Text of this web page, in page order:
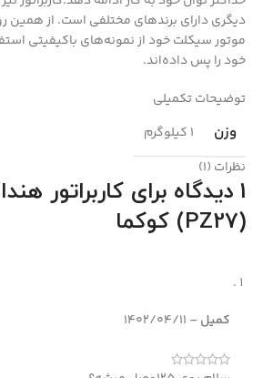
دیگری دارای برندهای مختلفی است. از همین
موتور سیکلت خود از نمونه‌های باکیفیتی
خود را پس داده‌اند.
توضیحات تکمیلی
وزن
1 کیلوگرم
نظرات (1)
1 دیدگاه برای
(PZ27) کوکما
کمیل –
1402/04/11